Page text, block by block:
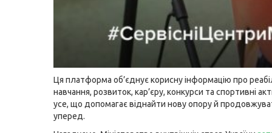
Ця платформа об’єднує корисну інформацію про
навчання, розвиток, кар’єру, конкурси та спортивні
усе, що допомагає віднайти нову опору й
уперед.